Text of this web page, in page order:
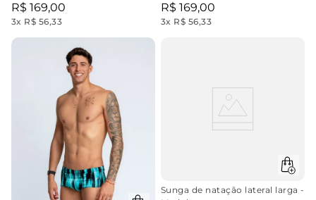
R$ 169,00
3x R$ 56,33
R$ 169,00
3x R$ 56,33
Sunga de natação lateral larga -